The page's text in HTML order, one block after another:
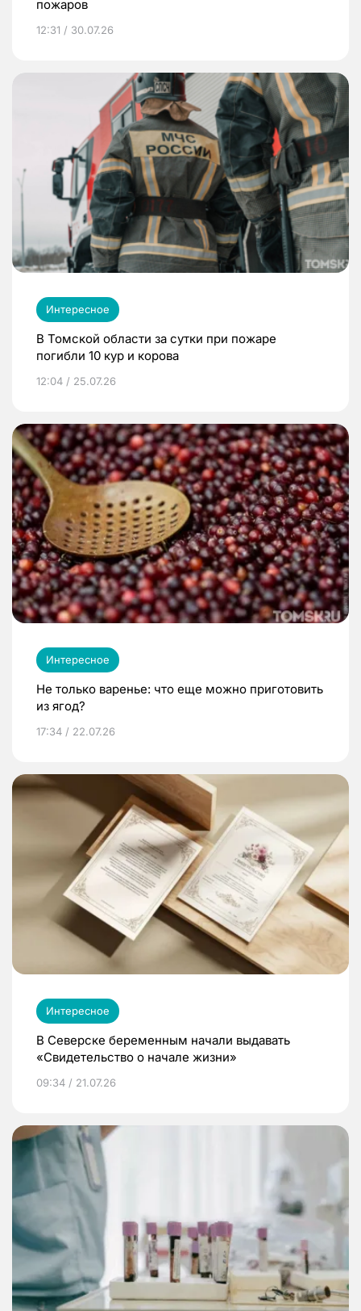
пожаров
12:31 / 30.07.26
Интересное
В Томской области за сутки при пожаре
погибли 10 кур и корова
12:04 / 25.07.26
Интересное
Не только варенье: что еще можно приготовить
из ягод?
17:34 / 22.07.26
Интересное
В Северске беременным начали выдавать
«Свидетельство о начале жизни»
09:34 / 21.07.26